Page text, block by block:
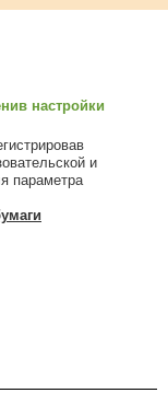
настройки
и
параметра